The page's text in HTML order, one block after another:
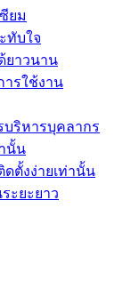
ยม
ทับใจ
ยาวนาน
ารใช้งาน
บริหารบุคลากร
นั้น
ตั้งง่ายเท่านั้น
ะยะยาว